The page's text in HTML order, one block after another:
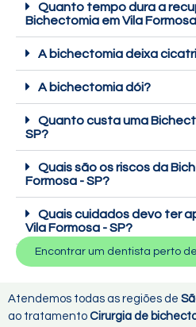
Quanto tempo dura a
Bichectomia em Vila
A bichectomia deixa
A bichectomia dói?
Quanto custa uma
SP?
Quais são os riscos da
Formosa - SP?
Quais cuidados devo ter
Vila Formosa - SP?
Encontrar um dentista perto
Atendemos todas as regiões de
ao tratamento Cirurgia de